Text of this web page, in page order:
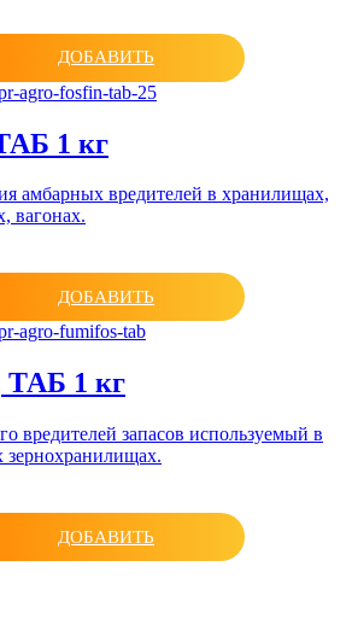
ДОБАВИТЬ
1 кг
амбарных вредителей в хранилищах,
вагонах.
ДОБАВИТЬ
1 кг
вредителей запасов используемый в
зернохранилищах.
ДОБАВИТЬ